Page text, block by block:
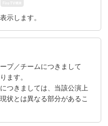
示します。
プ／チームにつきまして
ます。
つきましては、当該公演上
状とは異なる部分があるこ